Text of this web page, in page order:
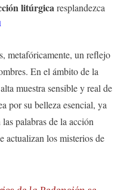
litúrgicaresplandezca
metafóricamente, un reflejo
En el ámbito de la
muestra sensible y real de
por su belleza esencial, ya
palabras de la acción
actualizan los misterios de